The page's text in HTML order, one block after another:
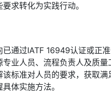
求转化为实践行动。
已通过IATF 16949认证或正
专业人员、流程负责人及质
该标准对人员的要求，获取满
体实施方法。